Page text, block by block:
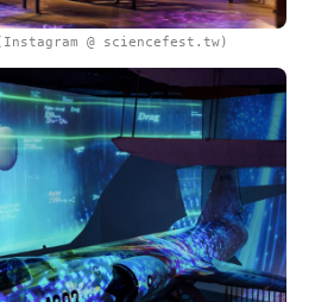
(Instagram @ sciencefest.tw)